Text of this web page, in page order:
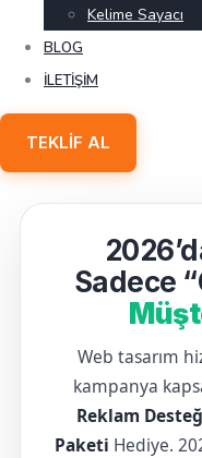
Kelime Sayacı
BLOG
İLETIŞIM
TEKLIF AL
Sadece
Web tasarım
kampanya
Reklam
Paketi Hediye.